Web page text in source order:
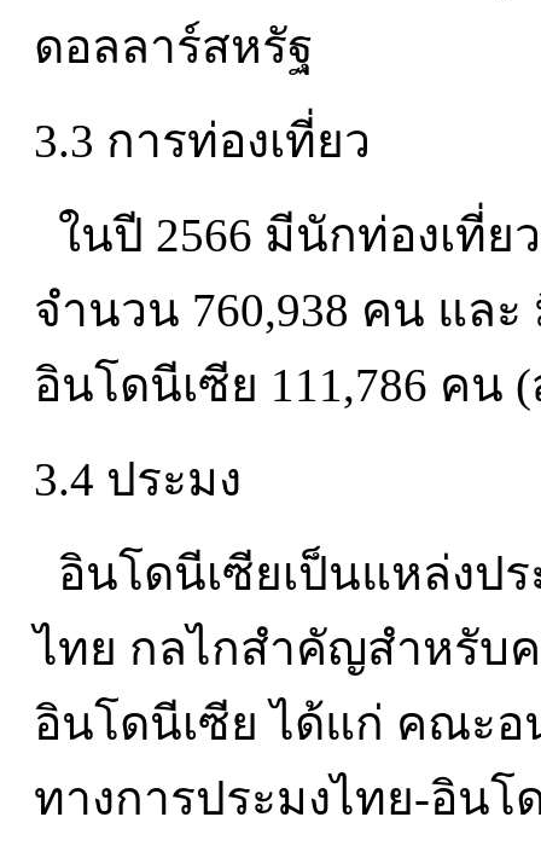
ดอลลาร์สหรัฐ
3.3 การท่องเที่ยว
ในปี 2566 มีนักท่องเที่
จำนวน 760,938 คน แล
อินโดนีเซีย 111,786 คน
3.4 ประมง
อินโดนีเซียเป็นแหล่งป
ไทย กลไกสำคัญสำหรับ
อินโดนีเซีย ได้แก่ คณะอ
ทางการประมงไทย-อินโด